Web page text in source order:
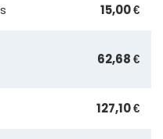
15,00 €
62,68 €
127,10 €